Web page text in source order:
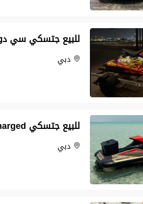
للبيع جتسكي سي دو
دبي
للبيع جتسكي Seadoo 2025 rxp Super charged
دبي